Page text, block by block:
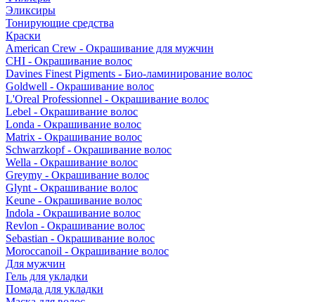
Эликсиры
Тонирующие средства
Краски
American Crew - Окрашивание для мужчин
CHI - Окрашивание волос
Davines Finest Pigments - Био-ламинирование волос
Goldwell - Окрашивание волос
L'Oreal Professionnel - Окрашивание волос
Lebel - Окрашивание волос
Londa - Окрашивание волос
Matrix - Окрашивание волос
Schwarzkopf - Окрашивание волос
Wella - Окрашивание волос
Greymy - Окрашивание волос
Glynt - Окрашивание волос
Keune - Окрашивание волос
Indola - Окрашивание волос
Revlon - Окрашивание волос
Sebastian - Окрашивание волос
Moroccanoil - Окрашивание волос
Для мужчин
Гель для укладки
Помада для укладки